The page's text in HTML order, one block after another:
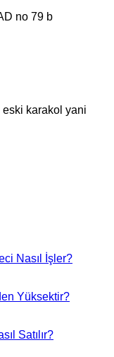
no 79 b
karakol yani
Nasıl İşler?
Yüksektir?
Satılır?